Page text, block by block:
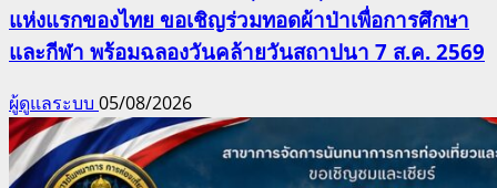
แห่งแรกของไทย ขอเชิญร่วมทอดผ้าป่าเพื่อการศึกษา
และกีฬา พร้อมฉลองวันคล้ายวันสถาปนา 7 ส.ค. 2569
ผู้ดูแลระบบ 05/08/2026